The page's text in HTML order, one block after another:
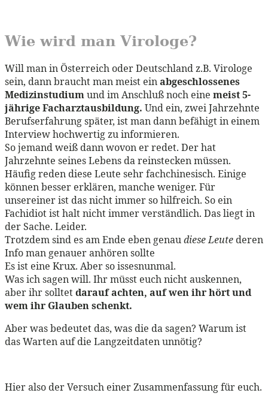
Wie wird man Virologe?
Will man in Österreich oder Deutschland z.B. Virologe
sein, dann braucht man meist einabgeschlossenes
Medizinstudiumund im Anschluß noch eine meist 5-
jährige Facharztausbildung. Und ein, zwei Jahrzehnte
Berufserfahrung später, ist man dann befähigt in einem
Interview hochwertig zu informieren.
So jemand weiß dann wovon er redet. Der hat
Jahrzehnte seines Lebens da reinstecken müssen.
Häufig reden diese Leute sehr fachchinesisch. Einige
können besser erklären, manche weniger. Für
unsereiner ist das nicht immer so hilfreich. So ein
Fachidiot ist halt nicht immer verständlich. Das liegt in
der Sache. Leider.
Trotzdem sind es am Ende eben genaudiese Leutederen
Info man genauer anhören sollte
Es ist eine Krux. Aber so issesnunmal.
Was ich sagen will. Ihr müsst euch nicht auskennen,
aber ihr solltetdarauf achten, auf wen ihr hört und
wem ihr Glauben schenkt.
Aber was bedeutet das, was die da sagen? Warum ist
das Warten auf die Langzeitdaten unnötig?
Hier also der Versuch einer Zusammenfassung für euch.